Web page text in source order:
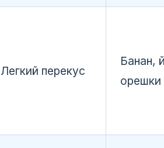
Легкий перекус
Банан,
орешки